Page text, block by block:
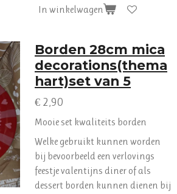
In winkelwagen
Borden 28cm mica
decorations(thema
hart)set van 5
€ 2,90
Mooie set kwaliteits borden
Welke gebruikt kunnen worden
bij bevoorbeeld een verlovings
feestje valentijns diner of als
dessert borden kunnen dienen bij